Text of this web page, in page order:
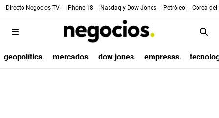
Directo Negocios TV - iPhone 18 - Nasdaq y Dow Jones - Petróleo - Corea
geopolítica. mercados. dow jones. empresas.